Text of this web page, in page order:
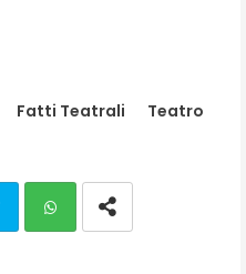
Fatti Teatrali
Teatro